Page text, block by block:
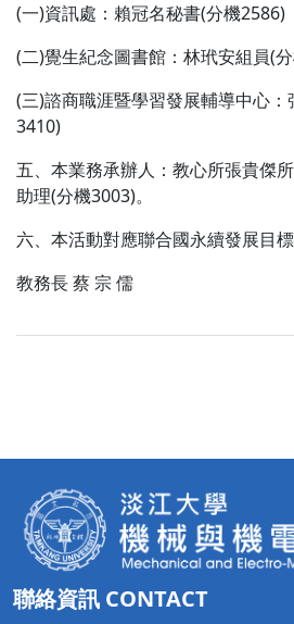
(一)資訊處：賴冠名秘書(分機2586)
(二)覺生紀念圖書館：林玳安組員(
(三)諮商職涯暨學習發展輔導中心
3410)
五、本業務承辦人：教心所張貴傑
助理(分機3003)。
六、本活動對應聯合國永續發展目標
教務長 蔡 宗 儒
聯絡資訊 CONTACT